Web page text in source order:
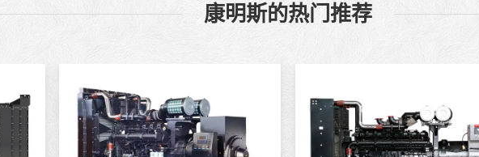
康明斯的热门推荐